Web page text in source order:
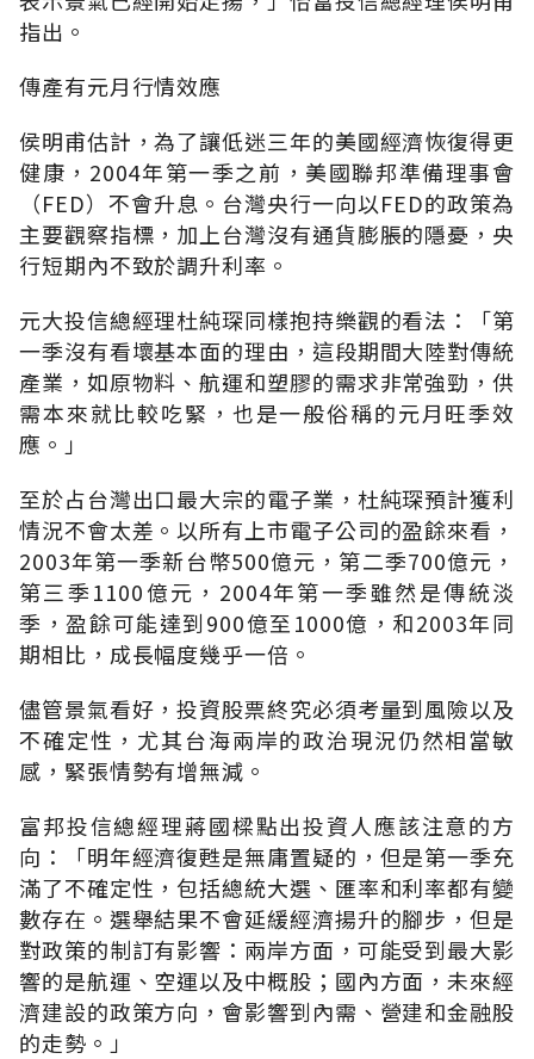
指出。
傳產有元月行情效應
侯明甫估計，為了讓低迷三年的美國經濟恢復得更
健康，2004年第一季之前，美國聯邦準備理事會
（FED）不會升息。台灣央行一向以FED的政策為
主要觀察指標，加上台灣沒有通貨膨脹的隱憂，央
行短期內不致於調升利率。
元大投信總經理杜純琛同樣抱持樂觀的看法：「第
一季沒有看壞基本面的理由，這段期間大陸對傳統
產業，如原物料、航運和塑膠的需求非常強勁，供
需本來就比較吃緊，也是一般俗稱的元月旺季效
應。」
至於占台灣出口最大宗的電子業，杜純琛預計獲利
情況不會太差。以所有上市電子公司的盈餘來看，
2003年第一季新台幣500億元，第二季700億元，
第三季1100億元，2004年第一季雖然是傳統淡
季，盈餘可能達到900億至1000億，和2003年同
期相比，成長幅度幾乎一倍。
儘管景氣看好，投資股票終究必須考量到風險以及
不確定性，尤其台海兩岸的政治現況仍然相當敏
感，緊張情勢有增無減。
富邦投信總經理蔣國樑點出投資人應該注意的方
向：「明年經濟復甦是無庸置疑的，但是第一季充
滿了不確定性，包括總統大選、匯率和利率都有變
數存在。選舉結果不會延緩經濟揚升的腳步，但是
對政策的制訂有影響：兩岸方面，可能受到最大影
響的是航運、空運以及中概股；國內方面，未來經
濟建設的政策方向，會影響到內需、營建和金融股
的走勢。」